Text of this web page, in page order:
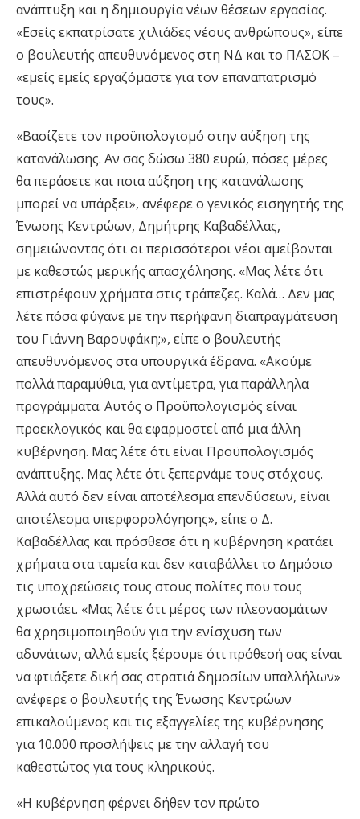
ανάπτυξη και η δημιουργία νέων θέσεων εργασίας.
«Εσείς εκπατρίσατε χιλιάδες νέους ανθρώπους», είπε
ο βουλευτής απευθυνόμενος στη ΝΔ και το ΠΑΣΟΚ –
«εμείς εμείς εργαζόμαστε για τον επαναπατρισμό
τους».
«Βασίζετε τον προϋπολογισμό στην αύξηση της
κατανάλωσης. Αν σας δώσω 380 ευρώ, πόσες μέρες
θα περάσετε και ποια αύξηση της κατανάλωσης
μπορεί να υπάρξει», ανέφερε ο γενικός εισηγητής της
Ένωσης Κεντρώων, Δημήτρης Καβαδέλλας,
σημειώνοντας ότι οι περισσότεροι νέοι αμείβονται
με καθεστώς μερικής απασχόλησης. «Μας λέτε ότι
επιστρέφουν χρήματα στις τράπεζες. Καλά… Δεν μας
λέτε πόσα φύγανε με την περήφανη διαπραγμάτευση
του Γιάννη Βαρουφάκη;», είπε ο βουλευτής
απευθυνόμενος στα υπουργικά έδρανα. «Ακούμε
πολλά παραμύθια, για αντίμετρα, για παράλληλα
προγράμματα. Αυτός ο Προϋπολογισμός είναι
προεκλογικός και θα εφαρμοστεί από μια άλλη
κυβέρνηση. Μας λέτε ότι είναι Προϋπολογισμός
ανάπτυξης. Μας λέτε ότι ξεπερνάμε τους στόχους.
Αλλά αυτό δεν είναι αποτέλεσμα επενδύσεων, είναι
αποτέλεσμα υπερφορολόγησης», είπε ο Δ.
Καβαδέλλας και πρόσθεσε ότι η κυβέρνηση κρατάει
χρήματα στα ταμεία και δεν καταβάλλει το Δημόσιο
τις υποχρεώσεις τους στους πολίτες που τους
χρωστάει. «Μας λέτε ότι μέρος των πλεονασμάτων
θα χρησιμοποιηθούν για την ενίσχυση των
αδυνάτων, αλλά εμείς ξέρουμε ότι πρόθεσή σας είναι
να φτιάξετε δική σας στρατιά δημοσίων υπαλλήλων»
ανέφερε ο βουλευτής της Ένωσης Κεντρώων
επικαλούμενος και τις εξαγγελίες της κυβέρνησης
για 10.000 προσλήψεις με την αλλαγή του
καθεστώτος για τους κληρικούς.
«Η κυβέρνηση φέρνει δήθεν τον πρώτο